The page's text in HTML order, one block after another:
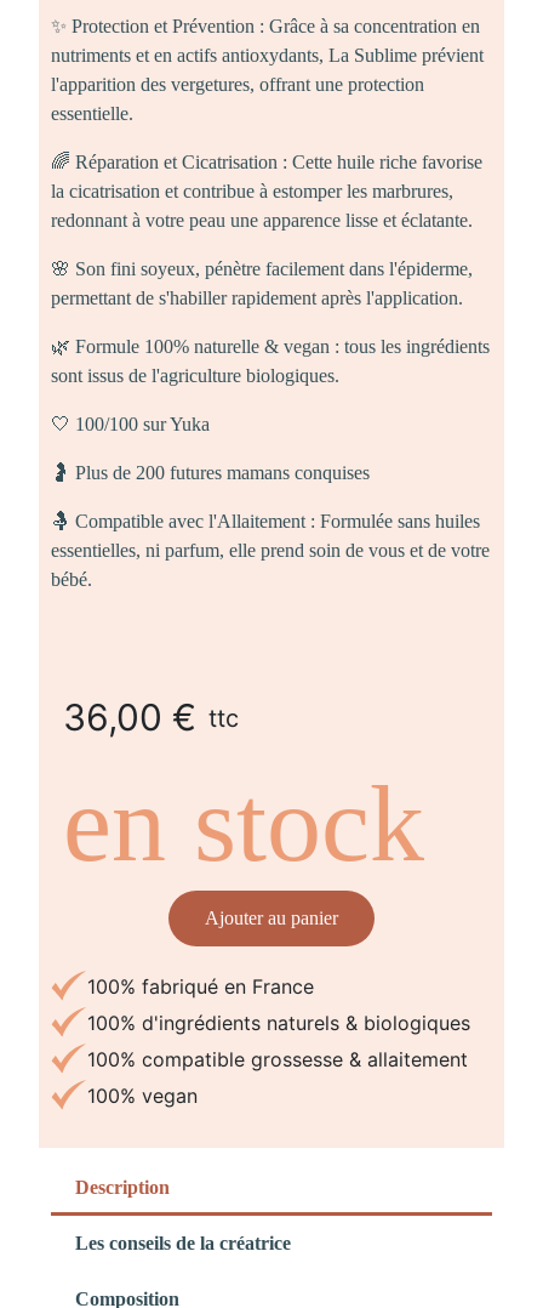
✨ Protection et Prévention : Grâce à sa concentration en
nutriments et en actifs antioxydants, La Sublime prévient
l'apparition des vergetures, offrant une protection
essentielle.
🌈 Réparation et Cicatrisation : Cette huile riche favorise
la cicatrisation et contribue à estomper les marbrures,
redonnant à votre peau une apparence lisse et éclatante.
🌸 Son fini soyeux, pénètre facilement dans l'épiderme,
permettant de s'habiller rapidement après l'application.
🌿 Formule 100% naturelle & vegan : tous les ingrédients
sont issus de l'agriculture biologiques.
🤍 100/100 sur Yuka
🤰 Plus de 200 futures mamans conquises
🤱 Compatible avec l'Allaitement : Formulée sans huiles
essentielles, ni parfum, elle prend soin de vous et de votre
bébé.
36,00 € ttc
en stock
Ajouter au panier
100% fabriqué en France
100% d'ingrédients naturels & biologiques
100% compatible grossesse & allaitement
100% vegan
Description
Les conseils de la créatrice
Composition